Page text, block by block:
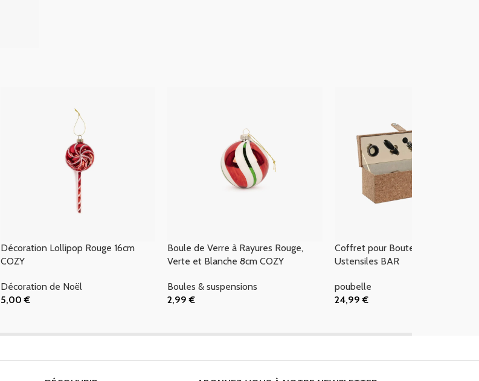
Décoration Lollipop Rouge 16cm
COZY
Décoration de Noël
5,00€
Boule de Verre à Rayures Rouge,
Verte et Blanche 8cm COZY
Boules & suspensions
2,99€
Coffret pour Bouteille avec
Ustensiles BAR
poubelle
24,99€